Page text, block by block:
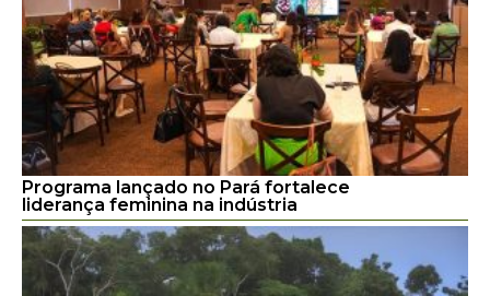
Programa lançado no Pará fortalece
liderança feminina na indústria